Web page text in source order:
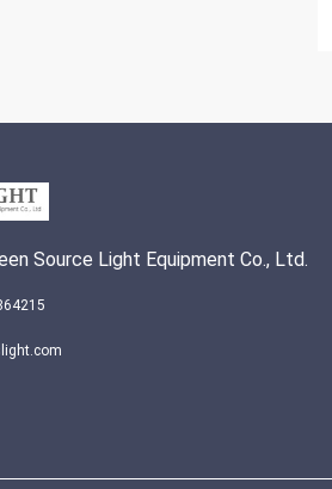
Source Light Equipment Co., Ltd.